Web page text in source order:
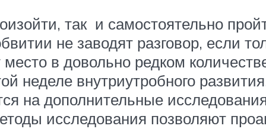
так и самостоятельно
не заводят разговор, если
в довольно редком
неделе внутриутробного
на дополнительные
исследования позволяют